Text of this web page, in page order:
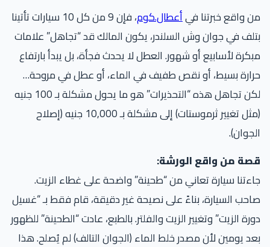
واقع خبرتنا فيأعطال.كوم
، فإن 9 من كل 10 سيارات تأتينا
في جوان وش السلندر، يكون المالك قد “تجاهل” علامات
لأسابيع أو شهور. العطل لا يحدث فجأة، بل يبدأ بارتفاع
بسيط، أو نقص طفيف في الماء، أو عطل في مروحة…
لكن تجاهل هذه “التحذيرات” هو ما يحول مشكلة بـ 100 جنيه
(مثل تغيير ثرموستات) إلى مشكلة بـ 10,000 جنيه (إصلاح
من واقع الورشة:
سيارة تعاني من “طحينة” واضحة على غطاء الزيت.
السيارة، بناءً على نصيحة غير دقيقة، قام فقط بـ “غسيل
الزيت” وتغيير الزيت والفلتر. بالطبع، عادت “الطحينة” للظهور
يومين لأن مصدر خلط الماء (الجوان التالف) لم يُصلح. هذا